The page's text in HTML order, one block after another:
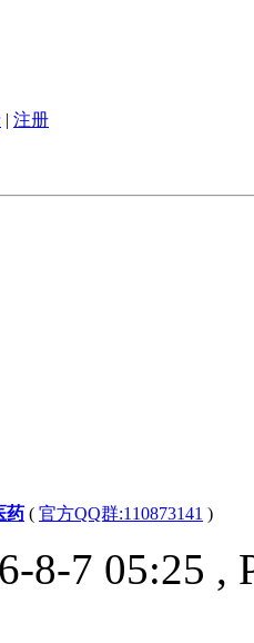
| 注册
药 ( 官方QQ群:110873141 )
8-7 05:25 ,